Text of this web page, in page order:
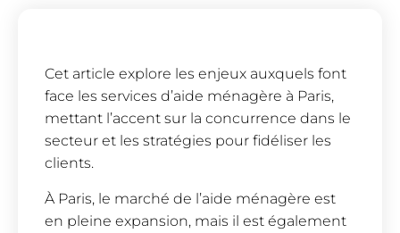
Cet article explore les enjeux auxquels font
face les services d’aide ménagère à Paris,
mettant l’accent sur la concurrence dans le
secteur et les stratégies pour fidéliser les
clients.
À Paris, le marché de l’aide ménagère est
en pleine expansion, mais il est également